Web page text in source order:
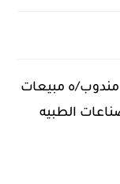
ه مبيعات
الطبيه